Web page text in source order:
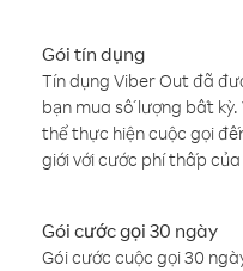
Gói tín dụng
Tín dụng Viber Out đã
bạn mua số lượng bất
thể thực hiện cuộc gọi
giới với cước phí thấp của
Gói cước gọi 30 ngày
Gói cước cuộc gọi 30